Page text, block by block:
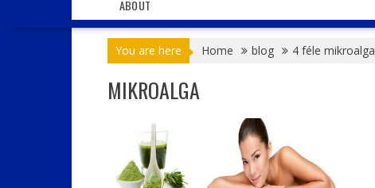
ABOUT
You are here Home blog 4 féle mikroalga
MIKROALGA